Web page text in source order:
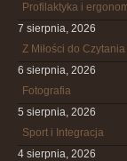
Profilaktyka i
7 sierpnia, 2026
Z Miłości do Czytania
6 sierpnia, 2026
Fotografia
5 sierpnia, 2026
Sport i Integracja
4 sierpnia, 2026